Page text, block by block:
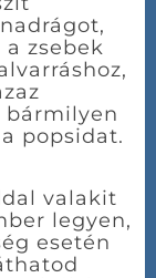
zsebek
bármilyen
popsidat.
valakit
legyen,
esetén